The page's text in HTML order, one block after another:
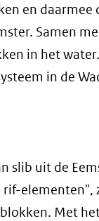
en
Samen
in het
in de
slib uit de
elementen",
Met